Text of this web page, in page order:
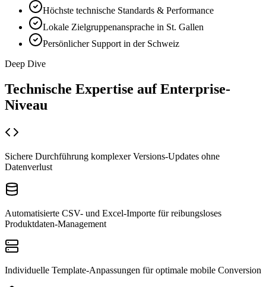
Höchste technische Standards & Performance
Lokale Zielgruppenansprache in St. Gallen
Persönlicher Support in der Schweiz
Deep Dive
Technische Expertise auf Enterprise-
Niveau
Sichere Durchführung komplexer Versions-Updates ohne
Datenverlust
Automatisierte CSV- und Excel-Importe für reibungsloses
Produktdaten-Management
Individuelle Template-Anpassungen für optimale mobile Conversion